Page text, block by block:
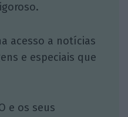
acesso a notícias
e especiais que
e os seus